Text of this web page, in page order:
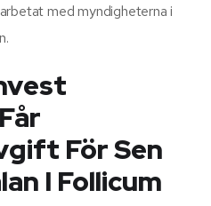
med myndigheterna i
För Sen
I Follicum